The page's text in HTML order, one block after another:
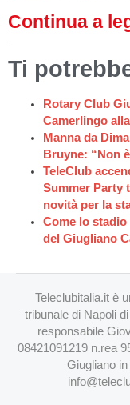
Continua a
Ti
Rotary Club
Camerlingo
Manna da
Bruyne: “Non
TeleClub
Summer Party
novità per la
Come lo
del Giugliano
Teleclubitalia.it è
tribunale di Napoli
responsabile
08421091219 n.rea
Giugliano